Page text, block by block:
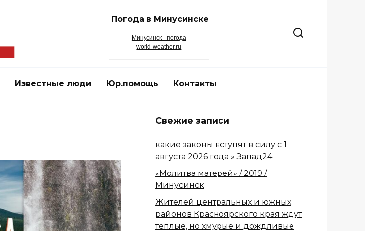
Погода в Минусинске
Минусинск - погода
world-weather.ru
Известные люди Юр.помощь Контакты
Свежие записи
какие законы вступят в силу с 1
августа 2026 года » Запад24
«Молитва матерей» / 2019 /
Минусинск
Жителей центральных и южных
районов Красноярского края ждут
теплые, но хмурые и дождливые